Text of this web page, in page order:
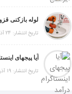
تاریخ انتشار: 24 آذر 1404
تاریخ انتشار: 19 آذر 1404